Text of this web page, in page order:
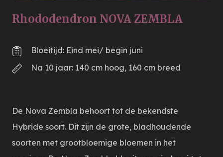
Rhododendron NOVA ZEMBLA
Bloeitijd: Eind mei/ begin juni
Na 10 jaar: 140 cm hoog, 160 cm breed
De Nova Zembla behoort tot de bekendste
Hybride soort. Dit zijn de grote, bladhoudende
soorten met grootbloemige bloemen in het